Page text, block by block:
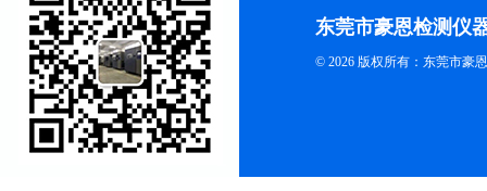
东莞市豪恩检测仪
© 2026 版权所有：东莞市豪